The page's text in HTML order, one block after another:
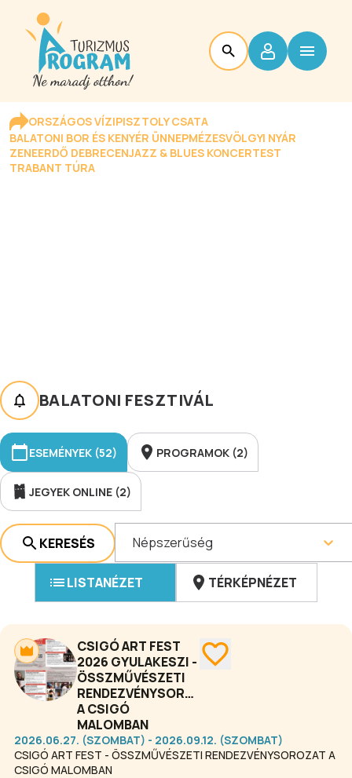
ORSZÁGOS VÍZIPISZTOLY CSATA
BALATONI BOR ÉS KENYÉR ÜNNEPMÉZESVÖLGYI NYÁR
ZENEERDŐ DEBRECENJAZZ & BLUES KONCERTEST
TRABANT TÚRA
BALATONI FESZTIVÁL
ESEMÉNYEK (52) PROGRAMOK (2)
JEGYEK ONLINE (2)
KERESÉS Népszerűség
LISTANÉZET TÉRKÉPNÉZET
CSIGÓ ART FEST
2026 GYULAKESZI -
ÖSSZMŰVÉSZETI
RENDEZVÉNYSOROZAT
A CSIGÓ
MALOMBAN
2026.06.27. (SZOMBAT) - 2026.09.12. (SZOMBAT)
CSIGÓ ART FEST - ÖSSZMŰVÉSZETI RENDEZVÉNYSOROZAT A
CSIGÓ MALOMBAN